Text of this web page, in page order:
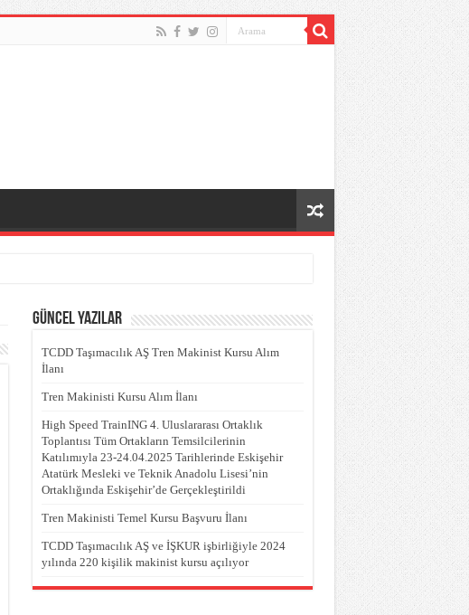
Eskişehir Atatürk Mesleki ve Teknik Anadolu Lisesi’nin Ortaklığında Eskişehir’de
Güncel Yazılar
TCDD Taşımacılık AŞ Tren Makinist Kursu Alım
İlanı
Tren Makinisti Kursu Alım İlanı
High Speed TrainING 4. Uluslararası Ortaklık
Toplantısı Tüm Ortakların Temsilcilerinin
Katılımıyla 23-24.04.2025 Tarihlerinde Eskişehir
Atatürk Mesleki ve Teknik Anadolu Lisesi’nin
Ortaklığında Eskişehir’de Gerçekleştirildi
Tren Makinisti Temel Kursu Başvuru İlanı
TCDD Taşımacılık AŞ ve İŞKUR işbirliğiyle 2024
yılında 220 kişilik makinist kursu açılıyor